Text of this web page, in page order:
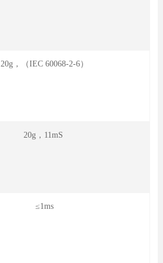
20g，（IEC 60068-2-6）
20g，11mS
≤1ms